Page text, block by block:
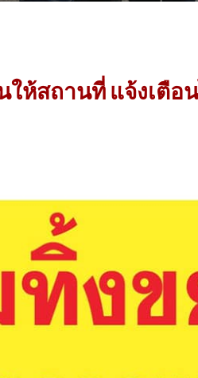
ให้สถานที่ แจ้งเตือ